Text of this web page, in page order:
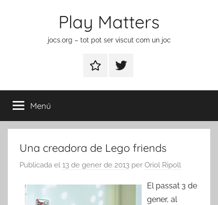
Play Matters
jocs.org – tot pot ser viscut com un joc
ContactarElement
menú
Menú
Una creadora de Lego friends
Publicada el 13 de gener de 2013 per Oriol Ripoll
El passat 3 de
gener, al